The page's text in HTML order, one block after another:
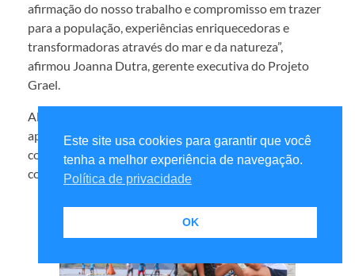
afirmação do nosso trabalho e compromisso em trazer
para a população, experiências enriquecedoras e
transformadoras através do mar e da natureza”,
afirmou Joanna Dutra, gerente executiva do Projeto
Grael.
Além das atividades esportivas, o evento também
apresentou o Projeto Circolar, que encantou a todos
com um espetáculo musical e de arte circense,
contando a história de Mangaratiba.
Este site usa cookies para garantir que você
tenha a melhor experiência de navegação.
Política de privacidade
OK